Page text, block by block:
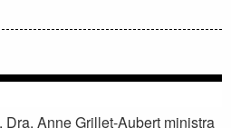
Dra. Anne Grillet-Aubert ministra